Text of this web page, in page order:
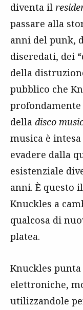
diventa il
passare alla
anni del punk,
diseredati, dei
della
pubblico che
della disco
musica è
evadere dalla
esistenziale
anni. È questo
Knuckles a
qualcosa di
platea.
Knuckles
elettroniche,
utilizzandole